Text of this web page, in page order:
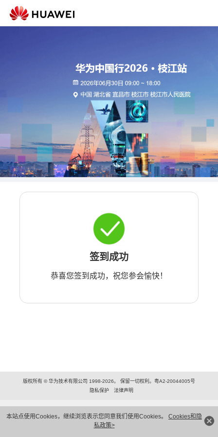
本站点使用Cookies，继续浏览表示您同意我们使用Cookies。 Cookies和隐
私政策>
签到成功
恭喜您签到成功，祝您参会愉快！
版权所有 © 华为技术有限公司 1998-2026。 保留一切权利。粤A2-20044005号
隐私保护
法律声明